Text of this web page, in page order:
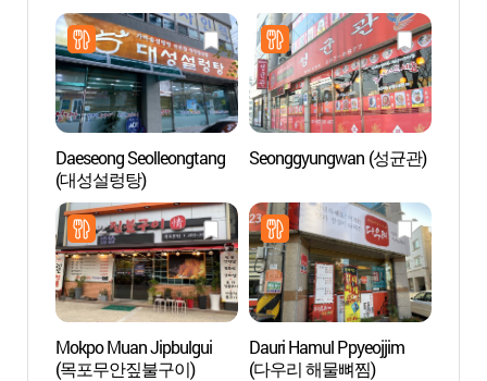
Daeseong Seolleongtang
(대성설렁탕)
Seonggyungwan (성균관)
Mokpo Muan Jipbulgui
(목포무안짚불구이)
Dauri Hamul Ppyeojjim
(다우리 해물뼈찜)